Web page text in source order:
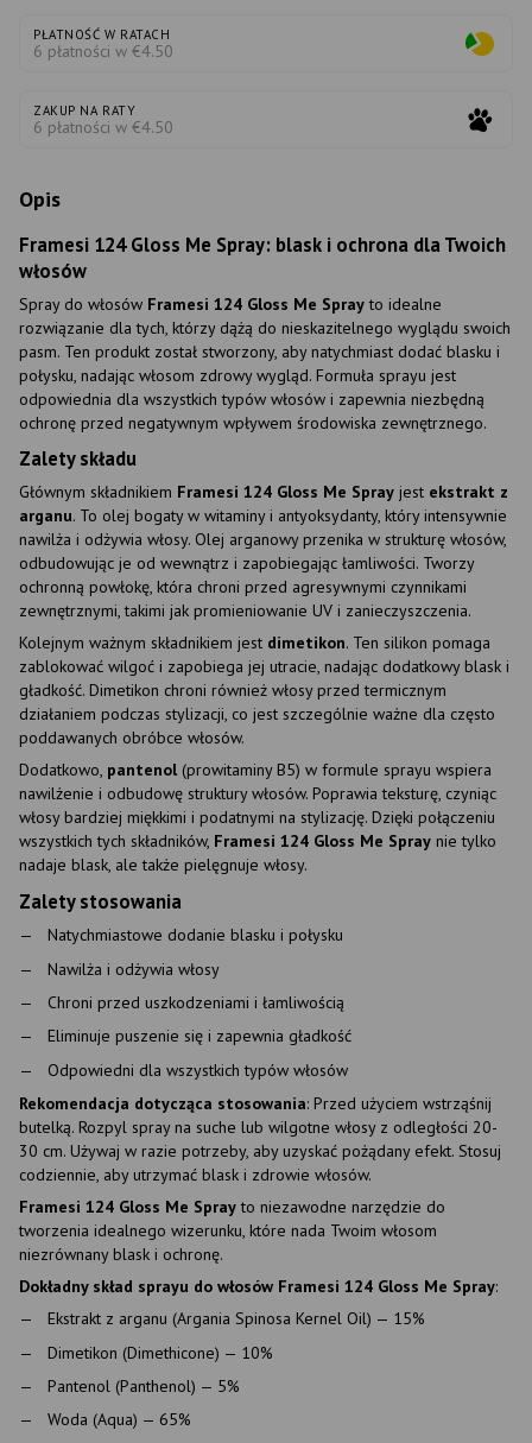
PŁATNOŚĆ W RATACH
6 płatności w €4.50
ZAKUP NA RATY
6 płatności w €4.50
Opis
Framesi 124 Gloss Me Spray: blask i ochrona dla Twoich
włosów
Spray do włosów Framesi 124 Gloss Me Sprayto idealne
rozwiązanie dla tych, którzy dążą do nieskazitelnego wyglądu swoich
pasm. Ten produkt został stworzony, aby natychmiast dodać blasku i
połysku, nadając włosom zdrowy wygląd. Formuła sprayu jest
odpowiednia dla wszystkich typów włosów i zapewnia niezbędną
ochronę przed negatywnym wpływem środowiska zewnętrznego.
Zalety składu
Głównym składnikiem Framesi 124 Gloss Me Spray jest ekstrakt z
arganu. To olej bogaty w witaminy i antyoksydanty, który intensywnie
nawilża i odżywia włosy. Olej arganowy przenika w strukturę włosów,
odbudowując je od wewnątrz i zapobiegając łamliwości. Tworzy
ochronną powłokę, która chroni przed agresywnymi czynnikami
zewnętrznymi, takimi jak promieniowanie UV i zanieczyszczenia.
Kolejnym ważnym składnikiem jest dimetikon. Ten silikon pomaga
zablokować wilgoć i zapobiega jej utracie, nadając dodatkowy blask i
gładkość. Dimetikon chroni również włosy przed termicznym
działaniem podczas stylizacji, co jest szczególnie ważne dla często
poddawanych obróbce włosów.
Dodatkowo, pantenol(prowitaminy B5) w formule sprayu wspiera
nawilżenie i odbudowę struktury włosów. Poprawia teksturę, czyniąc
włosy bardziej miękkimi i podatnymi na stylizację. Dzięki połączeniu
wszystkich tych składników, Framesi 124 Gloss Me Spray nie tylko
nadaje blask, ale także pielęgnuje włosy.
Zalety stosowania
Natychmiastowe dodanie blasku i połysku
Nawilża i odżywia włosy
Chroni przed uszkodzeniami i łamliwością
Eliminuje puszenie się i zapewnia gładkość
Odpowiedni dla wszystkich typów włosów
Rekomendacja dotycząca stosowania: Przed użyciem wstrząśnij
butelką. Rozpyl spray na suche lub wilgotne włosy z odległości 20-
30 cm. Używaj w razie potrzeby, aby uzyskać pożądany efekt. Stosuj
codziennie, aby utrzymać blask i zdrowie włosów.
Framesi 124 Gloss Me Sprayto niezawodne narzędzie do
tworzenia idealnego wizerunku, które nada Twoim włosom
niezrównany blask i ochronę.
Dokładny skład sprayu do włosów Framesi 124 Gloss Me Spray:
Ekstrakt z arganu (Argania Spinosa Kernel Oil) — 15%
Dimetikon (Dimethicone) — 10%
Pantenol (Panthenol) — 5%
Woda (Aqua) — 65%